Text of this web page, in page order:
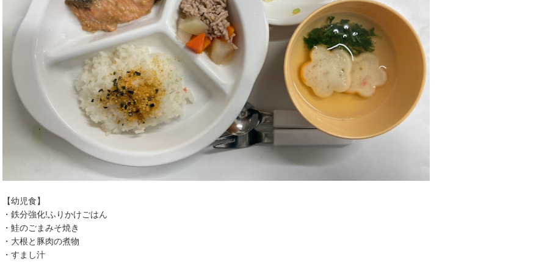
【幼児食】
・鉄分強化!ふりかけごはん
・鮭のごまみそ焼き
・大根と豚肉の煮物
・すまし汁